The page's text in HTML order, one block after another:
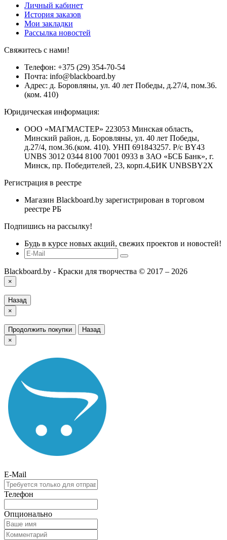
Личный кабинет
История заказов
Мои закладки
Рассылка новостей
Свяжитесь с нами!
Телефон: +375 (29) 354-70-54
Почта: info@blackboard.by
Адрес: д. Боровляны, ул. 40 лет Победы, д.27/4, пом.36.
(ком. 410)
Юридическая информация:
ООО «МАГМАСТЕР» 223053 Минская область,
Минский район, д. Боровляны, ул. 40 лет Победы,
д.27/4, пом.36.(ком. 410). УНП 691843257. Р/с BY43
UNBS 3012 0344 8100 7001 0933 в ЗАО «БСБ Банк», г.
Минск, пр. Победителей, 23, корп.4,БИК UNBSBY2X
Регистрация в реестре
Магазин Blackboard.by зарегистрирован в торговом
реестре РБ
Подпишись на рассылку!
Будь в курсе новых акций, свежих проектов и новостей!
Blackboard.by - Краски для творчества © 2017 – 2026
×
Назад
×
Продолжить покупки
Назад
×
E-Mail
Телефон
Опционально